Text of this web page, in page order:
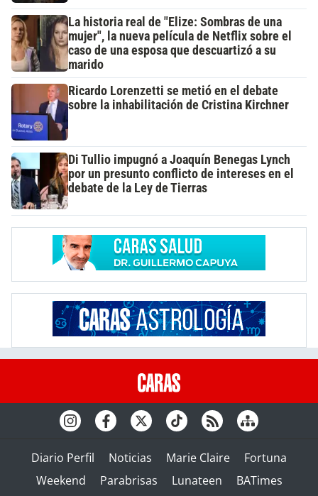
La historia real de "Elize: Sombras de una
mujer", la nueva película de Netflix sobre el
caso de una esposa que descuartizó a su
marido
Ricardo Lorenzetti se metió en el debate
sobre la inhabilitación de Cristina Kirchner
Di Tullio impugnó a Joaquín Benegas Lynch
por un presunto conflicto de intereses en el
debate de la Ley de Tierras
Diario Perfil Noticias Marie Claire
Fortuna
Weekend
Parabrisas Lunateen BATimes